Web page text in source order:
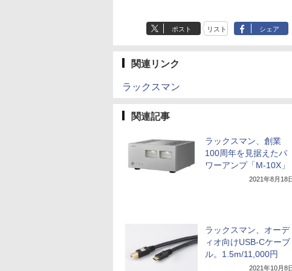
ポスト リスト シェア
関連リンク
ラックスマン
関連記事
ラックスマン、創業
100周年を見据えたパ
ワーアンプ「M-10X」
2021年8月18
ラックスマン、オーデ
ィオ向けUSB-Cケーブ
ル。1.5m/11,000円
2021年10月8